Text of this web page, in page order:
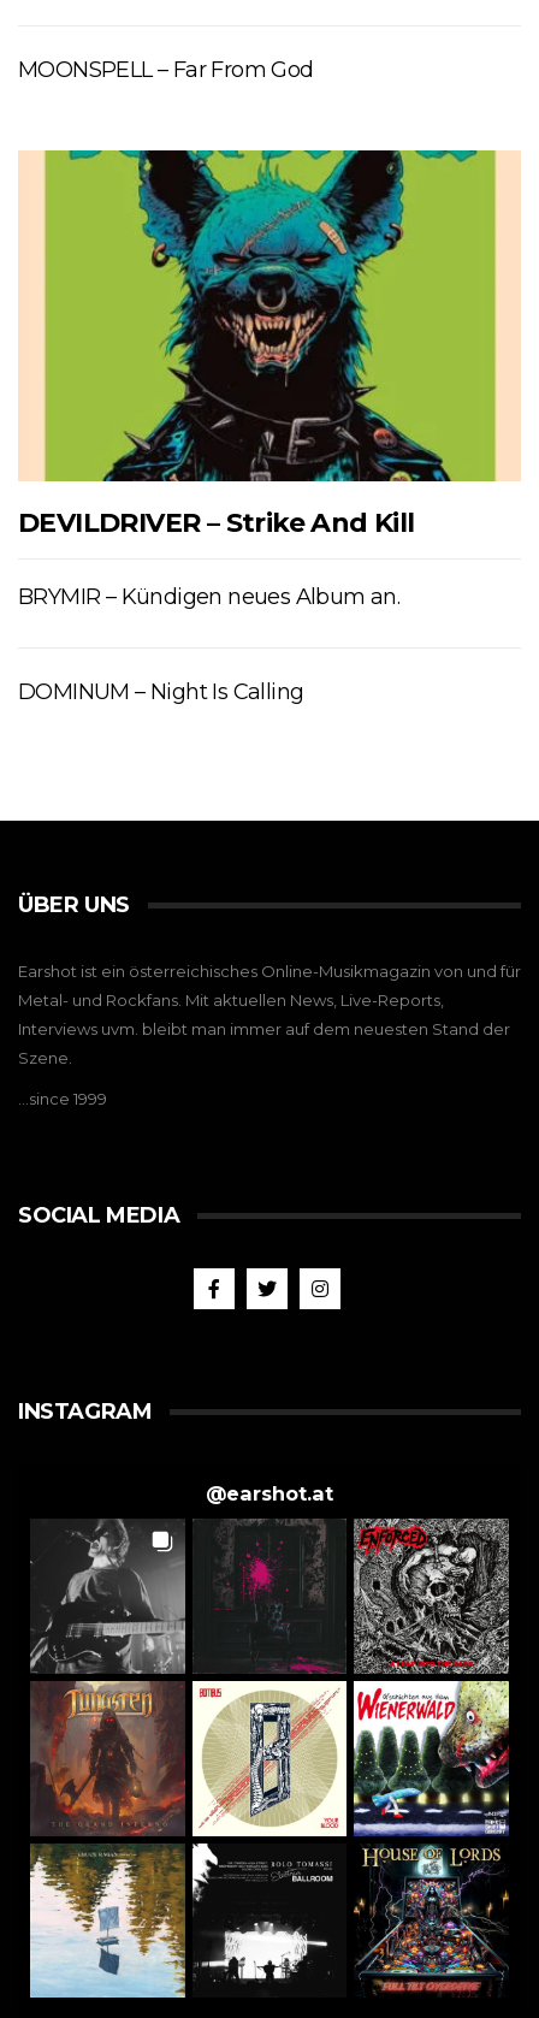
MOONSPELL – Far From God
DEVILDRIVER – Strike And Kill
BRYMIR – Kündigen neues Album an.
DOMINUM – Night Is Calling
ÜBER UNS
Earshot ist ein österreichisches Online-Musikmagazin von und für
Metal- und Rockfans. Mit aktuellen News, Live-Reports,
Interviews uvm. bleibt man immer auf dem neuesten Stand der
Szene.
…since 1999
SOCIAL MEDIA
INSTAGRAM
@earshot.at